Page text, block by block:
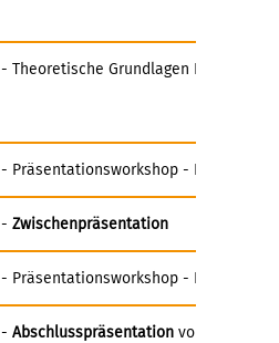
- Theoretische Grundlagen Block 2
- Präsentationsworkshop - Interne
- Zwischenpräsentation
- Präsentationsworkshop - Interne
- Abschlusspräsentation vor